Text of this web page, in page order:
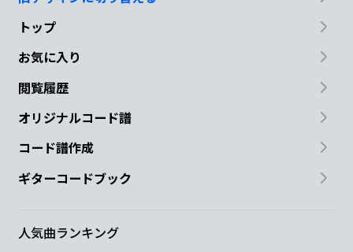
トップ
お気に入り
閲覧履歴
オリジナルコード譜
コード譜作成
ギターコードブック
人気曲ランキング